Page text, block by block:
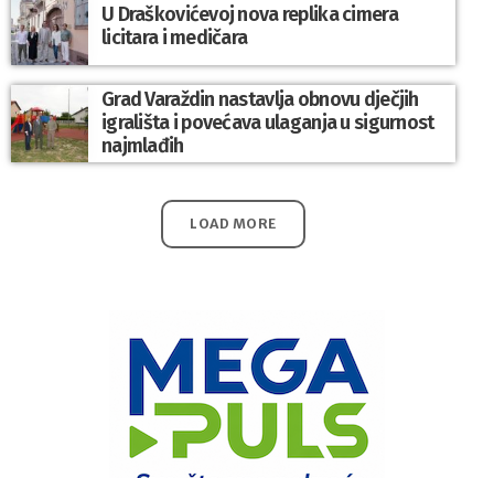
U Draškovićevoj nova replika cimera
licitara i medičara
Grad Varaždin nastavlja obnovu dječjih
igrališta i povećava ulaganja u sigurnost
najmlađih
LOAD MORE